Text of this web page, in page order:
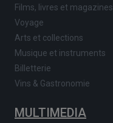
Films, livres et magazines
Voyage
Arts et collections
Musique et instruments
Billetterie
Vins & Gastronomie
MULTIMEDIA